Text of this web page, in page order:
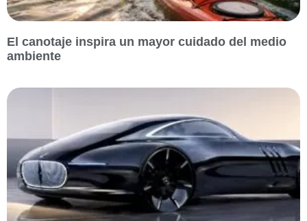
El canotaje inspira un mayor cuidado del medio
ambiente